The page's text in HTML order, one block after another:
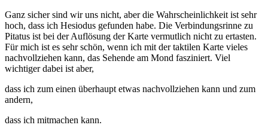
Ganz sicher sind wir uns nicht, aber die Wahrscheinlichkeit ist sehr
hoch, dass ich Hesiodus gefunden habe. Die Verbindungsrinne zu
Pitatus ist bei der Auflösung der Karte vermutlich nicht zu ertasten.
Für mich ist es sehr schön, wenn ich mit der taktilen Karte vieles
nachvollziehen kann, das Sehende am Mond fasziniert. Viel
wichtiger dabei ist aber,
dass ich zum einen überhaupt etwas nachvollziehen kann und zum
andern,
dass ich mitmachen kann.